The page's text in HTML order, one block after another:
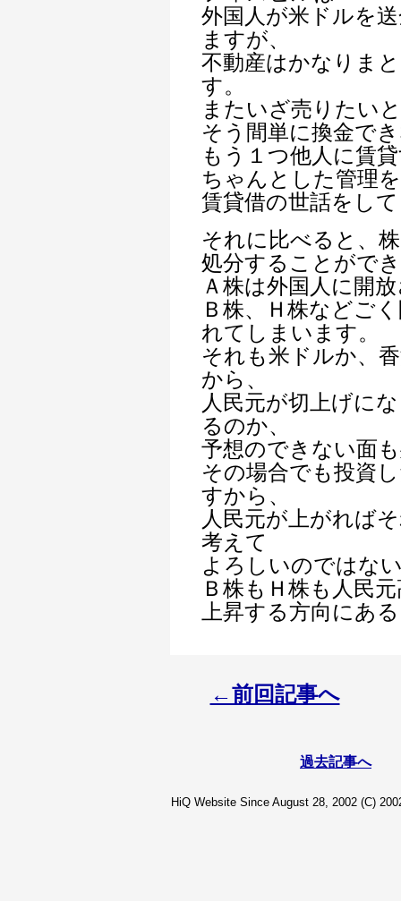
外国人が米ドルを
ますが、
不動産はかなりま
す。
またいざ売りたい
そう間単に換金で
もう１つ他人に賃
ちゃんとした管理
賃貸借の世話をし
それに比べると、
処分することがで
Ａ株は外国人に開
Ｂ株、Ｈ株などご
れてしまいます。
それも米ドルか、
から、
人民元が切上げに
るのか、
予想のできない面
その場合でも投資
すから、
人民元が上がれば
考えて
よろしいのではな
Ｂ株もＨ株も人民
上昇する方向にあ
←前回記事へ
過去記事へ
HiQ Website Since August 28, 2002 (C)